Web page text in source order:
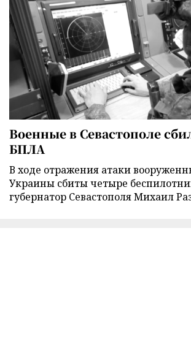
Военные в Севастополе
БПЛА
В ходе отражения атаки
Украины сбиты четыре
губернатор Севастополя Михаил